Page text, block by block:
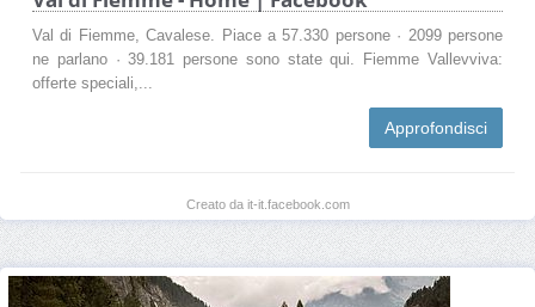
Val di Fiemme, Cavalese. Piace a 57.330 persone · 2099 persone
ne parlano · 39.181 persone sono state qui. Fiemme Vallevviva:
offerte speciali,...
Approfondisci
Creato da it-it.facebook.com